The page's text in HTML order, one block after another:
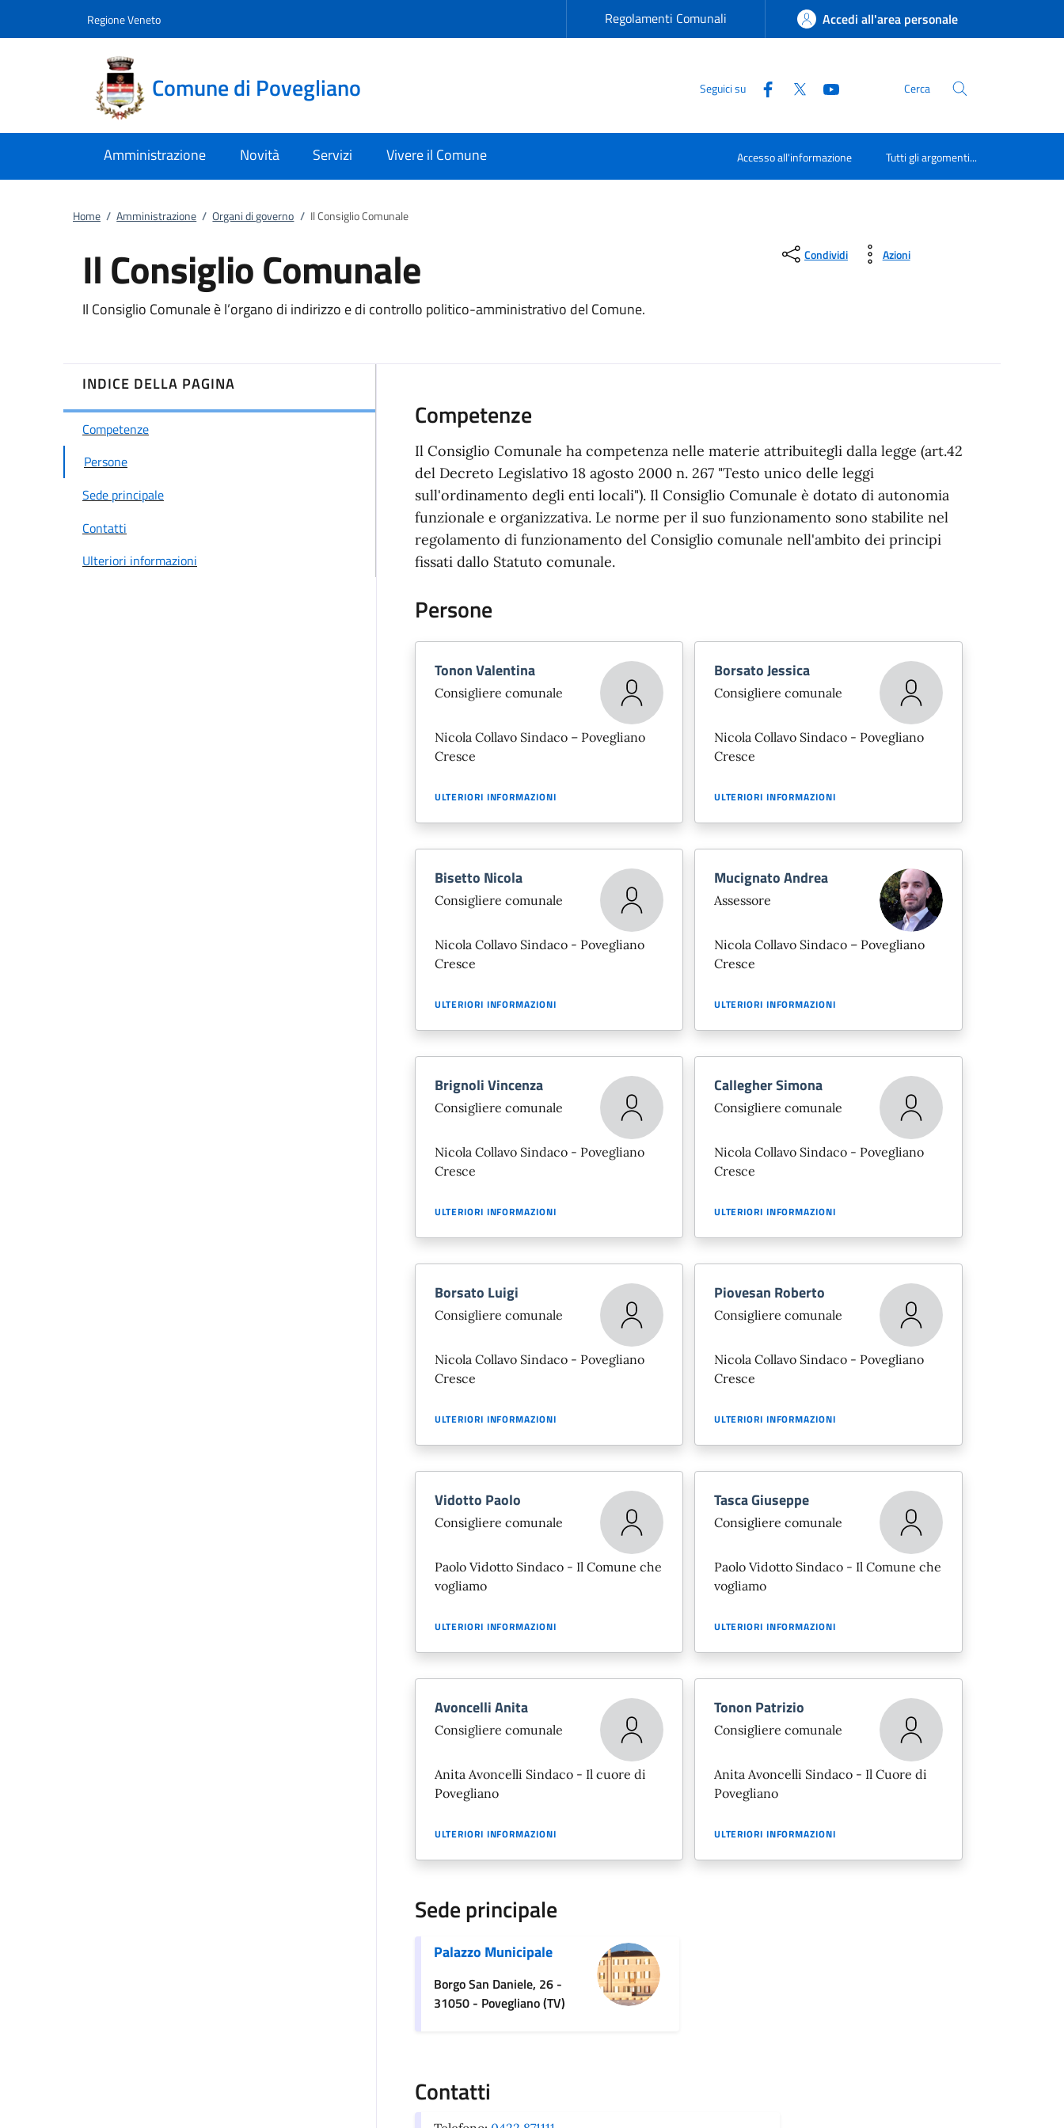
Regione Veneto Regolamenti Comunali Accedi all'area personale
Comune di Povegliano Seguici su Cerca
Amministrazione Novità Servizi Vivere il Comune Accesso all'informazione Tutti gli argomenti...
Home / Amministrazione / Organi di governo / Il Consiglio Comunale
Il Consiglio Comunale
Il Consiglio Comunale è l’organo di indirizzo e di controllo politico-amministrativo del Comune.
Condividi Azioni
INDICE DELLA PAGINA
Competenze
Persone
Sede principale
Contatti
Ulteriori informazioni
Competenze
Il Consiglio Comunale ha competenza nelle materie attribuitegli dalla legge (art.42
del Decreto Legislativo 18 agosto 2000 n. 267 "Testo unico delle leggi
sull'ordinamento degli enti locali"). Il Consiglio Comunale è dotato di autonomia
funzionale e organizzativa. Le norme per il suo funzionamento sono stabilite nel
regolamento di funzionamento del Consiglio comunale nell'ambito dei principi
fissati dallo Statuto comunale.
Persone
Tonon Valentina
Consigliere comunale
Nicola Collavo Sindaco – Povegliano
Cresce
ULTERIORI INFORMAZIONI
Borsato Jessica
Consigliere comunale
Nicola Collavo Sindaco - Povegliano
Cresce
ULTERIORI INFORMAZIONI
Bisetto Nicola
Consigliere comunale
Nicola Collavo Sindaco - Povegliano
Cresce
ULTERIORI INFORMAZIONI
Mucignato Andrea
Assessore
Nicola Collavo Sindaco – Povegliano
Cresce
ULTERIORI INFORMAZIONI
Brignoli Vincenza
Consigliere comunale
Nicola Collavo Sindaco - Povegliano
Cresce
ULTERIORI INFORMAZIONI
Callegher Simona
Consigliere comunale
Nicola Collavo Sindaco - Povegliano
Cresce
ULTERIORI INFORMAZIONI
Borsato Luigi
Consigliere comunale
Nicola Collavo Sindaco - Povegliano
Cresce
ULTERIORI INFORMAZIONI
Piovesan Roberto
Consigliere comunale
Nicola Collavo Sindaco - Povegliano
Cresce
ULTERIORI INFORMAZIONI
Vidotto Paolo
Consigliere comunale
Paolo Vidotto Sindaco - Il Comune che
vogliamo
ULTERIORI INFORMAZIONI
Tasca Giuseppe
Consigliere comunale
Paolo Vidotto Sindaco - Il Comune che
vogliamo
ULTERIORI INFORMAZIONI
Avoncelli Anita
Consigliere comunale
Anita Avoncelli Sindaco - Il cuore di
Povegliano
ULTERIORI INFORMAZIONI
Tonon Patrizio
Consigliere comunale
Anita Avoncelli Sindaco - Il Cuore di
Povegliano
ULTERIORI INFORMAZIONI
Sede principale
Palazzo Municipale
Borgo San Daniele, 26 -
31050 - Povegliano (TV)
Contatti